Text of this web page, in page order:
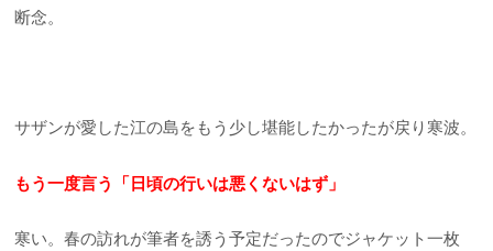
断念。
サザンが愛した江の島をもう少し堪能したかったが戻り寒波。
もう一度言う「日頃の行いは悪くないはず」
寒い。春の訪れが筆者を誘う予定だったのでジャケット一枚